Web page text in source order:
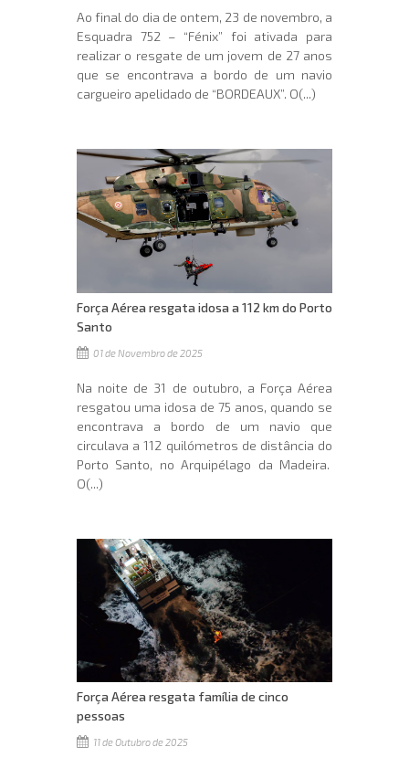
Ao final do dia de ontem, 23 de novembro, a
Esquadra 752 – “Fénix” foi ativada para
realizar o resgate de um jovem de 27 anos
que se encontrava a bordo de um navio
cargueiro apelidado de “BORDEAUX”. O(...)
Força Aérea resgata idosa a 112 km do Porto
Santo
01 de Novembro de 2025
Na noite de 31 de outubro, a Força Aérea
resgatou uma idosa de 75 anos, quando se
encontrava a bordo de um navio que
circulava a 112 quilómetros de distância do
Porto Santo, no Arquipélago da Madeira.
O(...)
Força Aérea resgata família de cinco
pessoas
11 de Outubro de 2025